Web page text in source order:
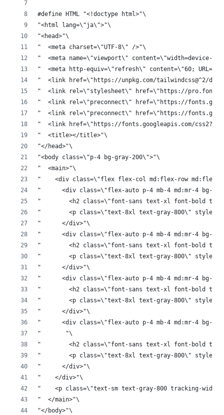
#define HTML "<!doctype html>"\
"<html lang=\"ja\">"\
"<head>"\
"  <meta charset=\"UTF-8\" />"\
"  <meta name=\"viewport\"
"  <meta http-equiv=\"refresh\" content=\"60; URL=./
"  <link href=\"https://unpkg.com/tailwindcss@^2/
"  <link rel=\"stylesheet\" href=\"https://
"  <link rel=\"preconnect\" href=\"https://
"  <link rel=\"preconnect\" href=\"https://
"  <link href=\"https://fonts.googleapis.com/
"  <title></title>"\
"</head>"\
"<body class=\"p-4 bg-gray-200\">"\
"  <main>"\
"    <div class=\"flex flex-col md:flex-row md:flex-
"      <div class=\"flex-auto p-4 mb-4 md:mr-4 bg-
"        <h2 class=\"font-sans text-xl font-bold text-
"        <p class=\"text-8xl text-gray-800\"
"      </div>"\
"      <div class=\"flex-auto p-4 mb-4 md:mr-4 bg-
"        <h2 class=\"font-sans text-xl font-bold text-
"        <p class=\"text-8xl text-gray-800\"
"      </div>"\
"      <div class=\"flex-auto p-4 mb-4 md:mr-4 bg-
"        <h2 class=\"font-sans text-xl font-bold text-
"        <p class=\"text-8xl text-gray-800\"
"      </div>"\
"      <div class=\"flex-auto p-4 mb-4 md:mr-4 bg-
"       "\
"        <h2 class=\"font-sans text-xl font-bold text-
"        <p class=\"text-8xl text-gray-800\"
"      </div>"\
"    </div>"\
"    <p class=\"text-sm text-gray-800 tracking-
"  </main>"\
"</body>"\